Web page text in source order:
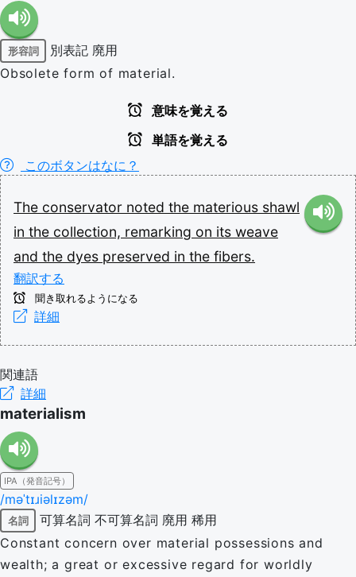
形容詞 別表記 廃用
Obsolete form of material.
意味を覚える
単語を覚える
このボタンはなに？
The conservator noted the materious shawl
in the collection, remarking on its weave
and the dyes preserved in the fibers.
翻訳する
聞き取れるようになる
詳細
関連語
詳細
materialism
IPA（発音記号）
/məˈtɪɹiəlɪzəm/
名詞 可算名詞 不可算名詞 廃用 稀用
Constant concern over material possessions and
wealth; a great or excessive regard for worldly